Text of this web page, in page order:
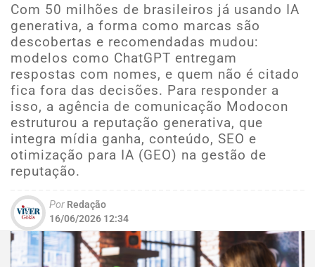
Com 50 milhões de brasileiros já usando IA
generativa, a forma como marcas são
descobertas e recomendadas mudou:
modelos como ChatGPT entregam
respostas com nomes, e quem não é citado
fica fora das decisões. Para responder a
isso, a agência de comunicação Modocon
estruturou a reputação generativa, que
integra mídia ganha, conteúdo, SEO e
otimização para IA (GEO) na gestão de
reputação.
Por Redação
16/06/2026 12:34